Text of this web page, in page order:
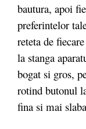
bautura, apoi
preferintelor
reteta de
la stanga
bogat si gros,
rotind butonul
fina si mai